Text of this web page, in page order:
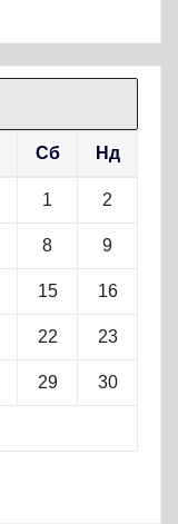
Сб Нд
1 2
8 9
15 16
22 23
29 30